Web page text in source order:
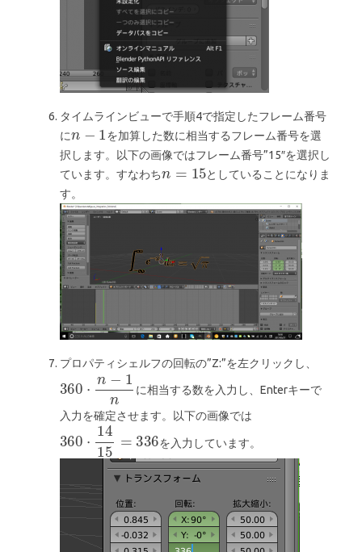
タイムラインビューで手順4で指定したフレーム番号
に
を加算した数に相当するフレーム番号を選
択します。以下の画像ではフレーム番号”15″を選択し
ています。すなわち
としていることになりま
す。
プロパティシェルフの回転の”Z:”を左クリックし、
に相当する数を入力し、Enterキーで
入力を確定させます。以下の画像では
を入力しています。